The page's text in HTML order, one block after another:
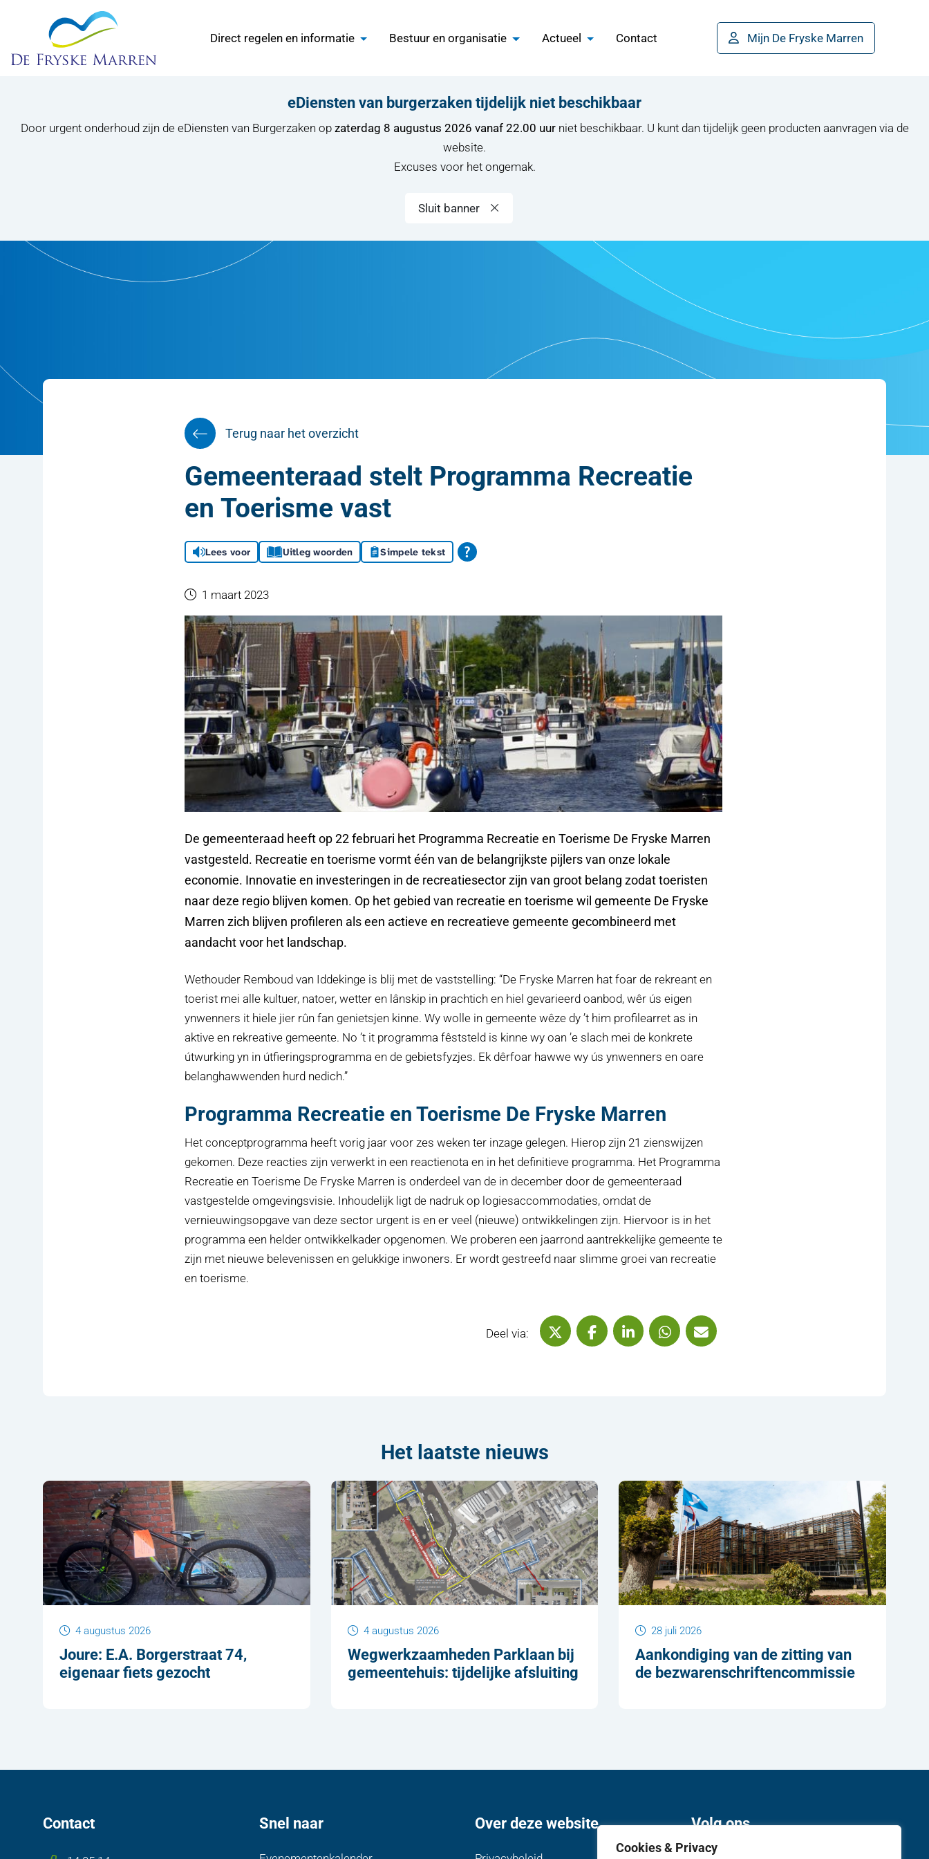
Cookies & Privacy
Direct regelen en informatie Bestuur en organisatie Actueel Contact Mijn De Fryske Marren
eDiensten van burgerzaken tijdelijk niet beschikbaar
Door urgent onderhoud zijn de eDiensten van Burgerzaken op zaterdag 8 augustus 2026 vanaf 22.00 uurniet beschikbaar. U kunt dan tijdelijk geen producten aanvragen via de
website.
Excuses voor het ongemak.
Sluit banner
Terug naar het overzicht
Gemeenteraad stelt Programma Recreatie
en Toerisme vast
Lees voor Uitleg woorden Simpele tekst
1 maart 2023
De gemeenteraad heeft op 22 februari het Programma Recreatie en Toerisme De Fryske Marren
vastgesteld. Recreatie en toerisme vormt één van de belangrijkste pijlers van onze lokale
economie. Innovatie en investeringen in de recreatiesector zijn van groot belang zodat toeristen
naar deze regio blijven komen. Op het gebied van recreatie en toerisme wil gemeente De Fryske
Marren zich blijven profileren als een actieve en recreatieve gemeente gecombineerd met
aandacht voor het landschap.
Wethouder Remboud van Iddekinge is blij met de vaststelling: “De Fryske Marren hat foar de rekreant en
toerist mei alle kultuer, natoer, wetter en lânskip in prachtich en hiel gevarieerd oanbod, wêr ús eigen
ynwenners it hiele jier rûn fan genietsjen kinne. Wy wolle in gemeente wêze dy ’t him profilearret as in
aktive en rekreative gemeente. No ’t it programma fêststeld is kinne wy oan ’e slach mei de konkrete
útwurking yn in útfieringsprogramma en de gebietsfyzjes. Ek dêrfoar hawwe wy ús ynwenners en oare
belanghawwenden hurd nedich.”
Programma Recreatie en Toerisme De Fryske Marren
Het conceptprogramma heeft vorig jaar voor zes weken ter inzage gelegen. Hierop zijn 21 zienswijzen
gekomen. Deze reacties zijn verwerkt in een reactienota en in het definitieve programma. Het Programma
Recreatie en Toerisme De Fryske Marren is onderdeel van de in december door de gemeenteraad
vastgestelde omgevingsvisie. Inhoudelijk ligt de nadruk op logiesaccommodaties, omdat de
vernieuwingsopgave van deze sector urgent is en er veel (nieuwe) ontwikkelingen zijn. Hiervoor is in het
programma een helder ontwikkelkader opgenomen. We proberen een jaarrond aantrekkelijke gemeente te
zijn met nieuwe belevenissen en gelukkige inwoners. Er wordt gestreefd naar slimme groei van recreatie
en toerisme.
Deel via:
Deel via X (Twitter)
Deel via Facebook
Deel via LinkedIn
Deel via WhatsApp
Het laatste nieuws
Joure: E.A. Borgerstraat 74,
eigenaar fiets gezocht
4 augustus 2026
Wegwerkzaamheden Parklaan bij
gemeentehuis: tijdelijke afsluiting
4 augustus 2026
Aankondiging van de zitting van
de bezwarenschriftencommissie
28 juli 2026
Contact Snel naar Over deze website Volg ons